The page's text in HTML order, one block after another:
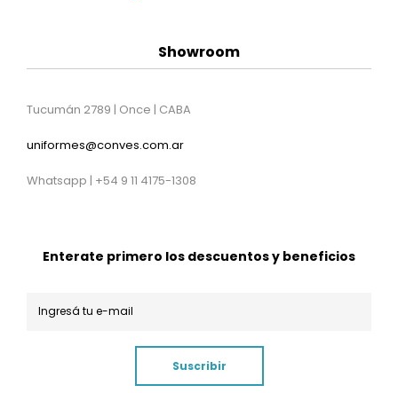
Showroom
Tucumán 2789 | Once | CABA
uniformes@conves.com.ar
Whatsapp | +54 9 11 4175-1308
Enterate primero los descuentos y beneficios
Suscribir